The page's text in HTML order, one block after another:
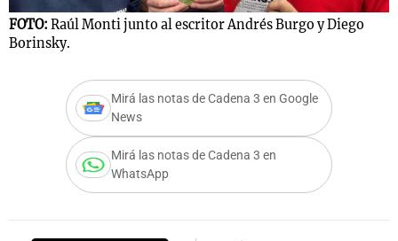
FOTO: Raúl Monti junto al escritor Andrés Burgo y Diego
Borinsky.
Mirá las notas de Cadena 3 en Google
News
Mirá las notas de Cadena 3 en
WhatsApp
Notas
Notas